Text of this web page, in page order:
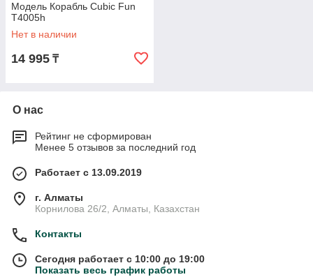
Модель Корабль Cubic Fun
T4005h
Нет в наличии
14 995 ₸
О нас
Рейтинг не сформирован
Менее 5 отзывов за последний год
Работает с 13.09.2019
г. Алматы
Корнилова 26/2, Алматы, Казахстан
Контакты
Сегодня работает с 10:00 до 19:00
Показать весь график работы